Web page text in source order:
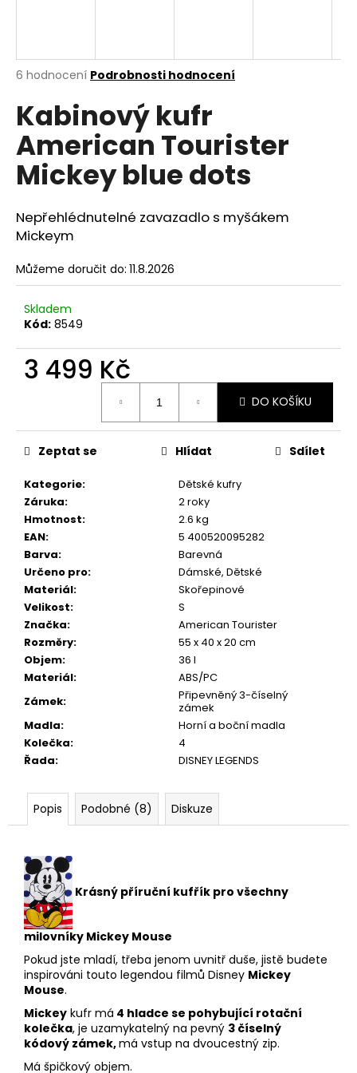
Průměrné
produktu
je
5,0
z
5
hvězdiček.
6 hodnocení Podrobnosti hodnocení
Kabinový kufr
American Tourister
Mickey blue dots
Nepřehlédnutelné zavazadlo s myšákem
Mickeym
Můžeme doručit do: 11.8.2026
Skladem
Kód: 8549
3 499 Kč
DO KOŠÍKU
Kategorie:
Dětské kufry
Záruka:
2 roky
Hmotnost:
2.6 kg
EAN:
5 400520095282
Barva:
Barevná
Určeno pro:
Dámské, Dětské
Materiál:
Skořepinové
Velikost:
S
Značka:
American Tourister
Rozměry:
55 x 40 x 20 cm
Objem:
36 l
Materiál:
ABS/PC
Zámek:
Připevněný 3-číselný
zámek
Madla:
Horní a boční madla
Kolečka:
4
Řada: DISNEY LEGENDS
Zeptat se Hlídat Sdílet
Popis Podobné (8) Diskuze
Krásný příruční kufřík pro všechny
milovníky Mickey Mouse
Pokud jste mladí, třeba jenom uvnitř duše, jistě budete
inspirováni touto legendou filmů Disney Mickey
Mouse.
Mickey kufr má 4 hladce se pohybující rotační
kolečka, je uzamykatelný na pevný 3 číselný
kódový zámek,má vstup na dvoucestný zip.
Má špičkový objem.
í
t
?
HLEDAT
o
p
o
u
u
m
e